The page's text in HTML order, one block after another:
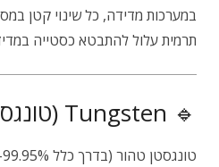
במערכות מדידה, כל שינוי קטן
תרמית עלול להתבטא כסטייה
🔹 Tungsten (טונגסטן טהור)